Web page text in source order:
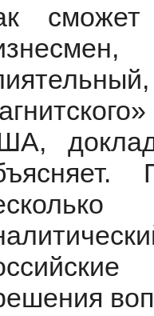
сможет